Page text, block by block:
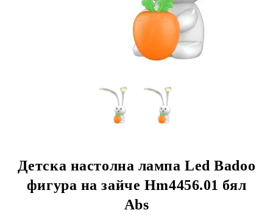
Детска настолна лампа Led Badoo
фигура на зайче Hm4456.01 бял
Abs